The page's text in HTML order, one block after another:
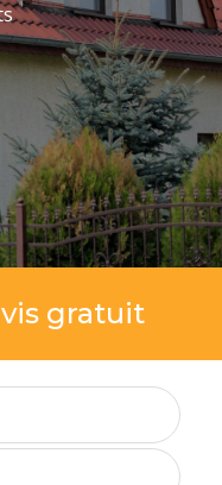
gratuit